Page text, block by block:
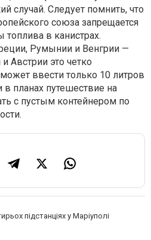
случай. Следует помнить, что
союза запрещается
топлива в канистрах.
Румынии и Венгрии —
Австрии это четко
ввести только 10 литров
в планах путешествие на
с пустым контейнером по
підстанціях у Маріуполі